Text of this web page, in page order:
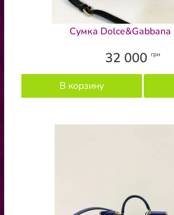
Сумка Dolce&Gabbana
32 000 грн
В корзину